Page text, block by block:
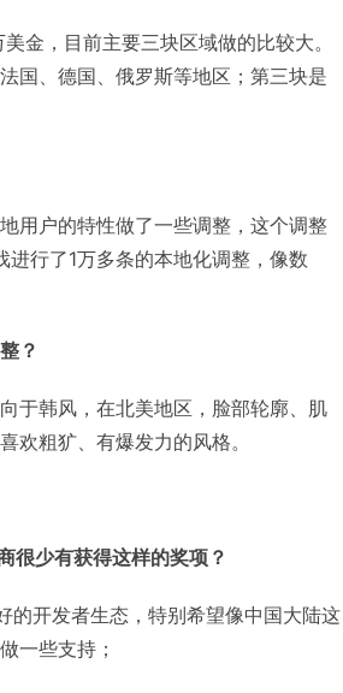
金，目前主要三块区域做的比较大。
国、德国、俄罗斯等地区；第三块是
用户的特性做了一些调整，这个调整
行了1万多条的本地化调整，像数
？
于韩风，在北美地区，脸部轮廓、肌
欢粗犷、有爆发力的风格。
很少有获得这样的奖项？
开发者生态，特别希望像中国大陆这
一些支持；